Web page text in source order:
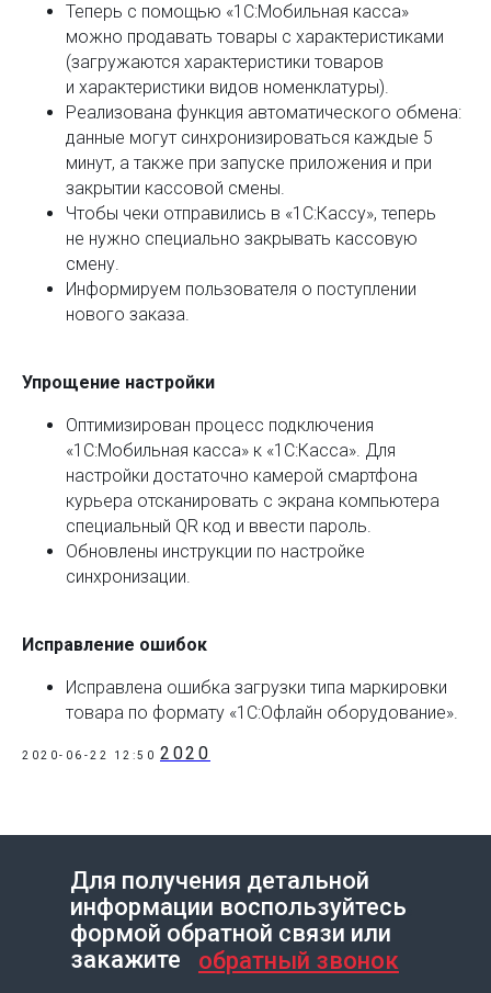
Теперь с помощью «1С:Мобильная касса»
можно продавать товары с характеристиками
(загружаются характеристики товаров
и характеристики видов номенклатуры).
Реализована функция автоматического обмена:
данные могут синхронизироваться каждые 5
минут, а также при запуске приложения и при
закрытии кассовой смены.
Чтобы чеки отправились в «1С:Кассу», теперь
не нужно специально закрывать кассовую
смену.
Информируем пользователя о поступлении
нового заказа.
Упрощение настройки
Оптимизирован процесс подключения
«1С:Мобильная касса» к «1С:Касса». Для
настройки достаточно камерой смартфона
курьера отсканировать с экрана компьютера
специальный QR код и ввести пароль.
Обновлены инструкции по настройке
синхронизации.
Исправление ошибок
Исправлена ошибка загрузки типа маркировки
товара по формату «1С:Офлайн оборудование».
2020-06-22 12:50 2020
Создание сайта на ТильдеLeto.Website
Для получения детальной
информации воспользуйтесь
формой обратной связи или
закажите
обратный звонок